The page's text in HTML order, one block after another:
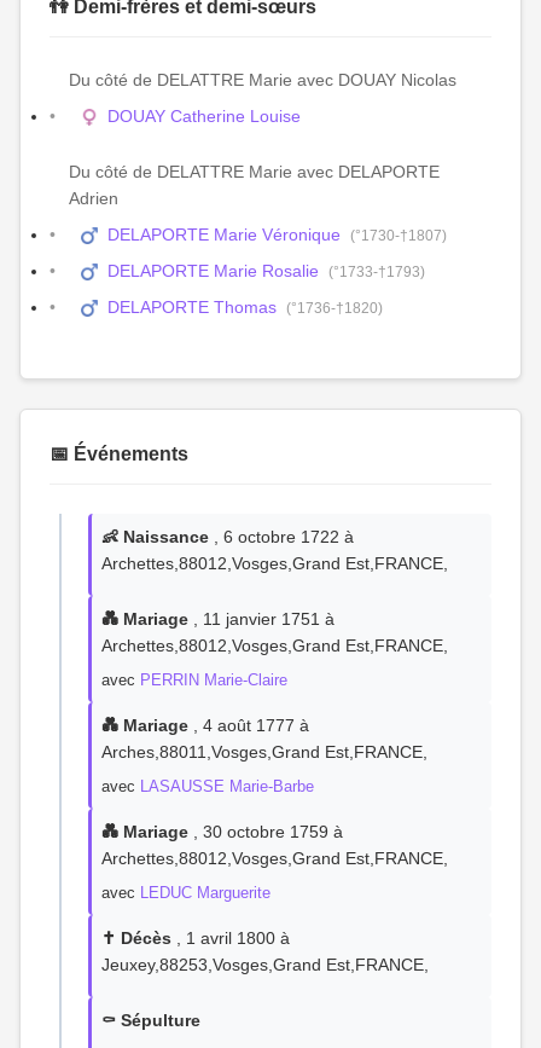
👫 Demi-frères et demi-sœurs
Du côté de DELATTRE Marie avec DOUAY Nicolas
DOUAY Catherine Louise
Du côté de DELATTRE Marie avec DELAPORTE
Adrien
DELAPORTE Marie Véronique
(°1730-†1807)
DELAPORTE Marie Rosalie (°1733-†1793)
DELAPORTE Thomas (°1736-†1820)
📅 Événements
👶 Naissance , 6 octobre 1722 à
Archettes,88012,Vosges,Grand Est,FRANCE,
💑 Mariage , 11 janvier 1751 à
Archettes,88012,Vosges,Grand Est,FRANCE,
avec PERRIN Marie-Claire
💑 Mariage , 4 août 1777 à
Arches,88011,Vosges,Grand Est,FRANCE,
avec LASAUSSE Marie-Barbe
💑 Mariage , 30 octobre 1759 à
Archettes,88012,Vosges,Grand Est,FRANCE,
avec LEDUC Marguerite
✝️ Décès , 1 avril 1800 à
Jeuxey,88253,Vosges,Grand Est,FRANCE,
⚰️ Sépulture